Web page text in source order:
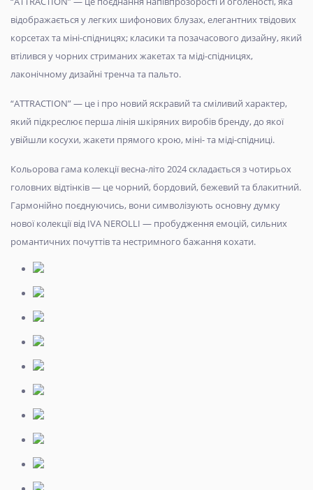
відображається у легких шифонових блузах, елегантних твідових
корсетах та міні-спідницях; класики та позачасового дизайну, який
втілився у чорних стриманих жакетах та міді-спідницях,
лаконічному дизайні тренча та пальто.
“ATTRACTION” — це і про новий яскравий та сміливий характер,
який підкреслює перша лінія шкіряних виробів бренду, до якої
увійшли косухи, жакети прямого крою, міні- та міді-спідниці.
Кольорова гама колекції весна-літо 2024 складається з чотирьох
головних відтінків — це чорний, бордовий, бежевий та блакитний.
Гармонійно поєднуючись, вони символізують основну думку
нової колекції від IVA NEROLLI — пробудження емоцій, сильних
романтичних почуттів та нестримного бажання кохати.